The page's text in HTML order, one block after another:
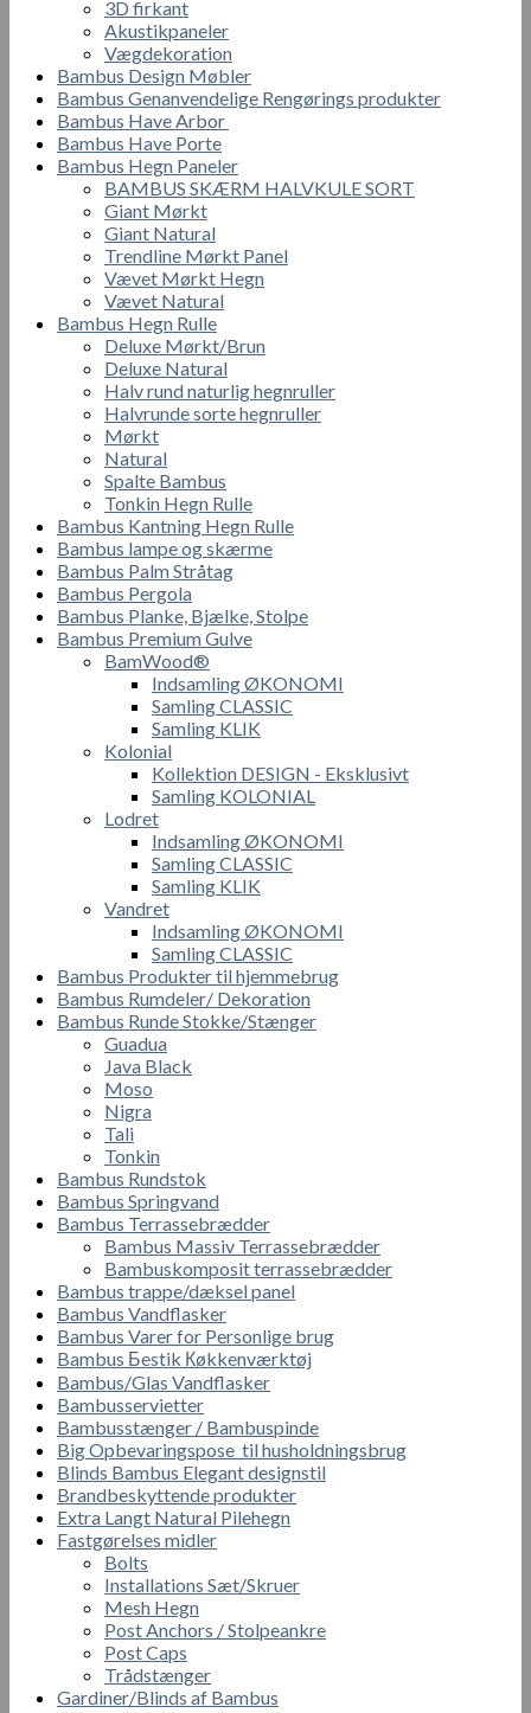
3D firkant
Akustikpaneler
Vægdekoration
Bambus Design Møbler
Bambus Genanvendelige Rengørings produkter
Bambus Have Arbor
Bambus Have Porte
Bambus Hegn Paneler
BAMBUS SKÆRM HALVKULE SORT
Giant Mørkt
Giant Natural
Trendline Mørkt Panel
Vævet Mørkt Hegn
Vævet Natural
Bambus Hegn Rulle
Deluxe Mørkt/Brun
Deluxe Natural
Halv rund naturlig hegnruller
Halvrunde sorte hegnruller
Mørkt
Natural
Spalte Bambus
Tonkin Hegn Rulle
Bambus Kantning Hegn Rulle
Bambus lampe og skærme
Bambus Palm Stråtag
Bambus Pergola
Bambus Planke, Bjælke, Stolpe
Bambus Premium Gulve
BamWood®
Indsamling ØKONOMI
Samling CLASSIC
Samling KLIK
Kolonial
Kollektion DESIGN - Eksklusivt
Samling KOLONIAL
Lodret
Indsamling ØKONOMI
Samling CLASSIC
Samling KLIK
Vandret
Indsamling ØKONOMI
Samling CLASSIC
Bambus Produkter til hjemmebrug
Bambus Rumdeler/ Dekoration
Bambus Runde Stokke/Stænger
Guadua
Java Black
Moso
Nigra
Tali
Tonkin
Bambus Rundstok
Bambus Springvand
Bambus Terrassebrædder
Bambus Massiv Terrassebrædder
Bambuskomposit terrassebrædder
Bambus trappe/dæksel panel
Bambus Vandflasker
Bambus Varer for Personlige brug
Bambus Бestik Кøkkenværktøj
Bambus/Glas Vandflasker
Bambusservietter
Bambusstænger / Bambuspinde
Big Opbevaringspose til husholdningsbrug
Blinds Bambus Elegant designstil
Brandbeskyttende produkter
Extra Langt Natural Pilehegn
Fastgørelses midler
Bolts
Installations Sæt/Skruer
Mesh Hegn
Post Anchors / Stolpeankre
Post Caps
Trådstænger
Gardiner/Blinds af Bambus